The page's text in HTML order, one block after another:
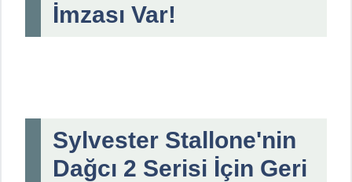
İmzası Var!
Sylvester Stallone'nin
Dağcı 2 Serisi İçin Geri